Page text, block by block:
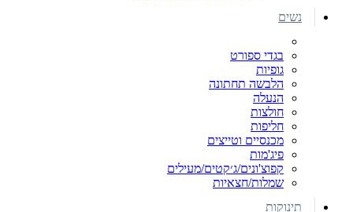
נשים
בגדי ספורט
גופיות
הלבשה תחתונה
הנעלה
חולצות
חליפות
מכנסיים וטייצים
פיג'מות
קפוצ'ונים/ג׳קטים/מעילים
שמלות/חצאיות
תינוקות